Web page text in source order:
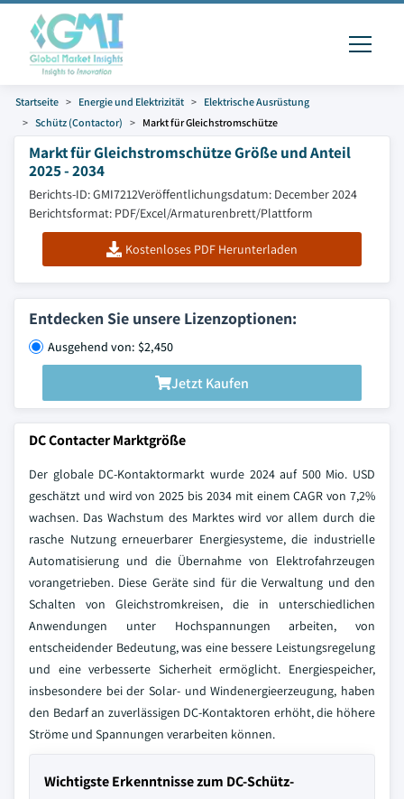
Startseite Energie und Elektrizität
Elektrische Ausrüstung
Schütz (Contactor)
Markt für Gleichstromschütze
Markt für Gleichstromschütze Größe und Anteil
2025 - 2034
Berichts-ID: GMI7212Veröffentlichungsdatum: December 2024
Berichtsformat: PDF/Excel/Armaturenbrett/Plattform
Kostenloses PDF Herunterladen
Entdecken Sie unsere Lizenzoptionen:
Ausgehend von: $2,450
Jetzt Kaufen
DC Contacter Marktgröße
Der globale DC-Kontaktormarkt wurde 2024 auf 500 Mio. USD
geschätzt und wird von 2025 bis 2034 mit einem CAGR von 7,2%
wachsen. Das Wachstum des Marktes wird vor allem durch die
rasche Nutzung erneuerbarer Energiesysteme, die industrielle
Automatisierung und die Übernahme von Elektrofahrzeugen
vorangetrieben. Diese Geräte sind für die Verwaltung und den
Schalten von Gleichstromkreisen, die in unterschiedlichen
Anwendungen unter Hochspannungen arbeiten, von
entscheidender Bedeutung, was eine bessere Leistungsregelung
und eine verbesserte Sicherheit ermöglicht. Energiespeicher,
insbesondere bei der Solar- und Windenergieerzeugung, haben
den Bedarf an zuverlässigen DC-Kontaktoren erhöht, die höhere
Ströme und Spannungen verarbeiten können.
Wichtigste Erkenntnisse zum DC-Schütz-